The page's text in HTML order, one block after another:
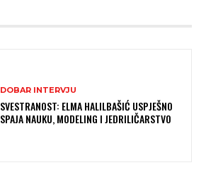
DOBAR INTERVJU
SVESTRANOST: ELMA HALILBAŠIĆ USPJEŠNO
SPAJA NAUKU, MODELING I JEDRILIČARSTVO